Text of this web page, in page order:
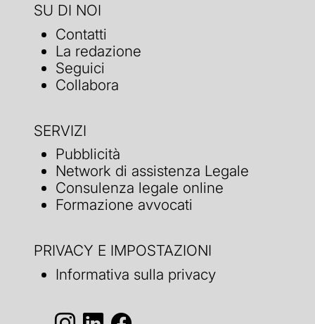
SU DI NOI
Contatti
La redazione
Seguici
Collabora
SERVIZI
Pubblicità
Network di assistenza Legale
Consulenza legale online
Formazione avvocati
PRIVACY E IMPOSTAZIONI
Informativa sulla privacy